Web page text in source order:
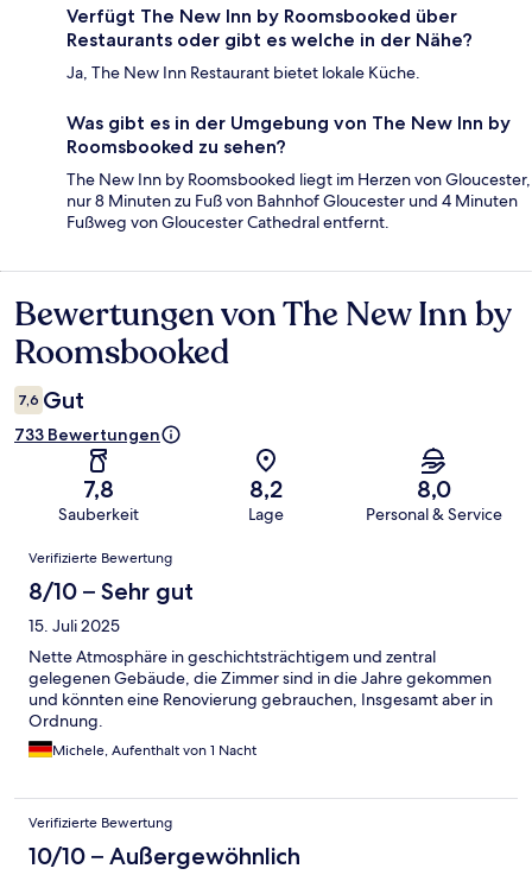
Verfügt The New Inn by Roomsbooked über
Restaurants oder gibt es welche in der Nähe?
Ja, The New Inn Restaurant bietet lokale Küche.
Was gibt es in der Umgebung von The New Inn by
Roomsbooked zu sehen?
The New Inn by Roomsbooked liegt im Herzen von Gloucester,
nur 8 Minuten zu Fuß von Bahnhof Gloucester und 4 Minuten
Fußweg von Gloucester Cathedral entfernt.
Bewertungen
Bewertungen von The New Inn by
Roomsbooked
7,6 Gut
733 Bewertungen
7,8
Sauberkeit
8,2
Lage
8,0
Personal & Service
Bewertungen
Verifizierte Bewertung
8/10 – Sehr gut
15. Juli 2025
Nette Atmosphäre in geschichtsträchtigem und zentral
gelegenen Gebäude, die Zimmer sind in die Jahre gekommen
und könnten eine Renovierung gebrauchen, Insgesamt aber in
Ordnung.
Michele, Aufenthalt von 1 Nacht
Verifizierte Bewertung
10/10 – Außergewöhnlich